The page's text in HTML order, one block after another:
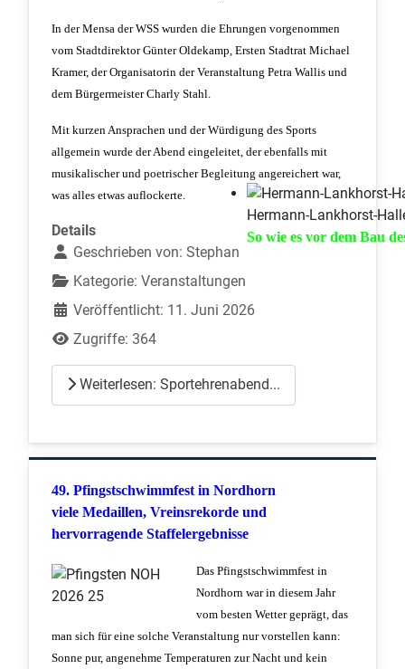
Hermann-Lankhorst-
So wie es vor dem Bau
In der Mensa der WSS wurden die Ehrungen vorgenommen
vom Stadtdirektor Günter Oldekamp, Ersten Stadtrat Michael
Kramer, der Organisatorin der Veranstaltung Petra Wallis und
dem Bürgermeister Charly Stahl.
Mit kurzen Ansprachen und der Würdigung des Sports
allgemein wurde der Abend eingeleitet, der ebenfalls mit
musikalischer und poetrischer Begleitung angereichert war,
was alles etwas auflockerte.
Details
Geschrieben von: Stephan
Kategorie: Veranstaltungen
Veröffentlicht: 11. Juni 2026
Zugriffe: 364
Weiterlesen: Sportehrenabend...
49. Pfingstschwimmfest in Nordhorn
viele Medaillen, Vreinsrekorde und
hervorragende Staffelergebnisse
Das Pfingstschwimmfest in
Nordhorn war in diesem Jahr
vom besten Wetter geprägt, das
man sich für eine solche Veranstaltung nur vorstellen kann:
Sonne pur, angenehme Temperaturen zur Nacht und kein